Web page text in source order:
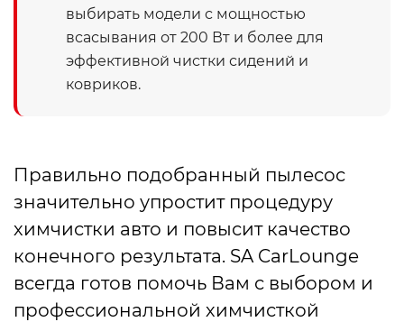
выбирать модели с мощностью
всасывания от 200 Вт и более для
эффективной чистки сидений и
ковриков.
Правильно подобранный пылесос
значительно упростит процедуру
химчистки авто и повысит качество
конечного результата. SA CarLounge
всегда готов помочь Вам с выбором и
профессиональной химчисткой